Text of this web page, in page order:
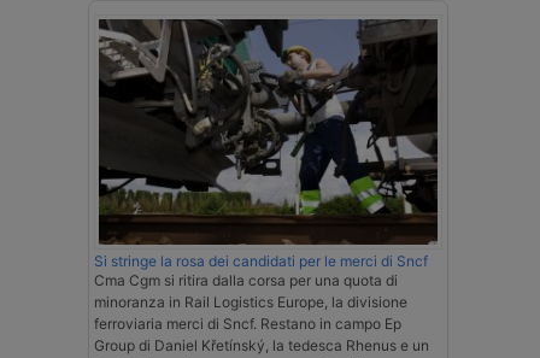
Si stringe la rosa dei candidati per le merci di Sncf
Cma Cgm si ritira dalla corsa per una quota di
minoranza in Rail Logistics Europe, la divisione
ferroviaria merci di Sncf. Restano in campo Ep
Group di Daniel Křetínský, la tedesca Rhenus e un